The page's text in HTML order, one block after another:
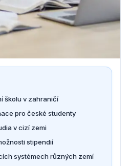
školu v zahraničí
pro české studenty
v cizí zemi
stipendií
systémech různých zemí